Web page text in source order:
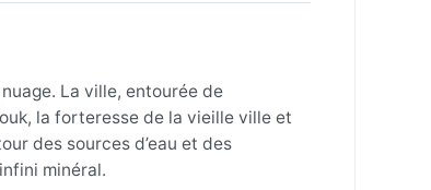
La ville, entourée de
la forteresse de la vieille ville et
des sources d’eau et des
minéral.